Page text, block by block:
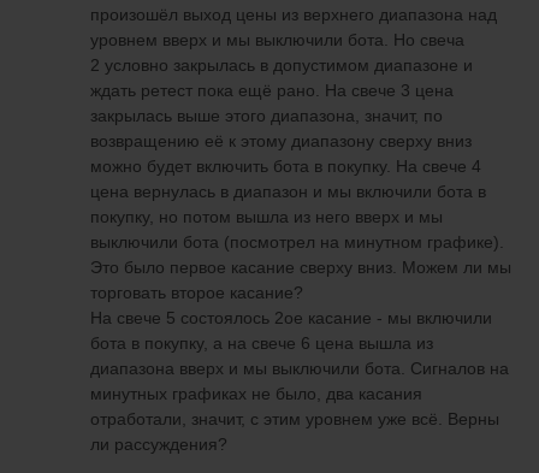
произошёл выход цены из верхнего диапазона над
уровнем вверх и мы выключили бота. Но свеча
2 условно закрылась в допустимом диапазоне и
ждать ретест пока ещё рано. На свече 3 цена
закрылась выше этого диапазона, значит, по
возвращению её к этому диапазону сверху вниз
можно будет включить бота в покупку. На свече 4
цена вернулась в диапазон и мы включили бота в
покупку, но потом вышла из него вверх и мы
выключили бота (посмотрел на минутном графике).
Это было первое касание сверху вниз. Можем ли мы
торговать второе касание?
На свече 5 состоялось 2ое касание - мы включили
бота в покупку, а на свече 6 цена вышла из
диапазона вверх и мы выключили бота. Сигналов на
минутных графиках не было, два касания
отработали, значит, с этим уровнем уже всё. Верны
ли рассуждения?